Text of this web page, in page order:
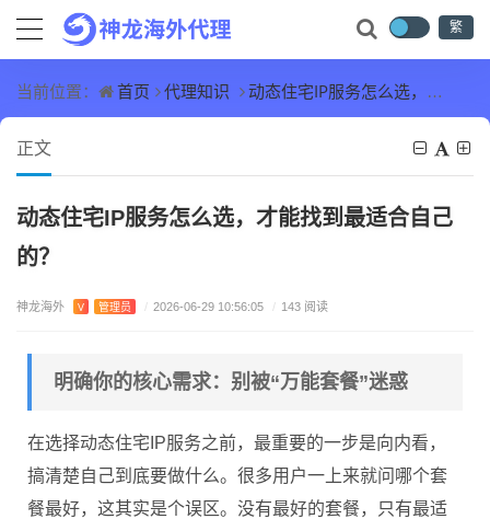
繁
当前位置： 首页 代理知识 动态住宅IP服务怎么选，才能找到最适合自己的？
正文
动态住宅IP服务怎么选，才能找到最适合自己
的？
神龙海外 V 管理员 / 2026-06-29 10:56:05 / 143 阅读
明确你的核心需求：别被“万能套餐”迷惑
在选择动态住宅IP服务之前，最重要的一步是向内看，
搞清楚自己到底要做什么。很多用户一上来就问哪个套
餐最好，这其实是个误区。没有最好的套餐，只有最适